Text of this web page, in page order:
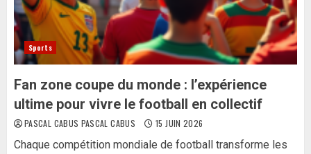
Sports
Fan zone coupe du monde : l’expérience
ultime pour vivre le football en collectif
PASCAL CABUS PASCAL CABUS 15 JUIN 2026
Chaque compétition mondiale de football transforme les